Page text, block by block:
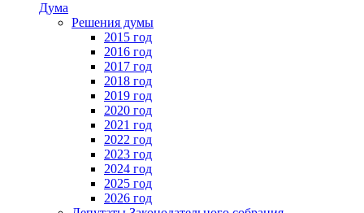
Дума
Решения думы
2015 год
2016 год
2017 год
2018 год
2019 год
2020 год
2021 год
2022 год
2023 год
2024 год
2025 год
2026 год